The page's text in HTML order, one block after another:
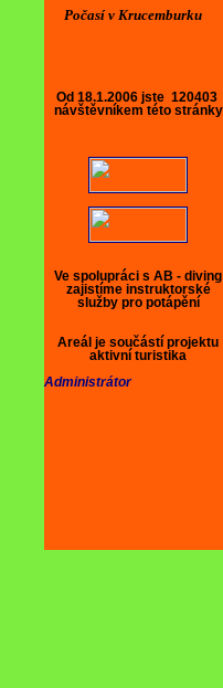
Od 18.1.2006 jste 120403
návštěvníkem této stránky
Ve spolupráci s AB - diving
zajistíme instruktorské
služby pro potápění
Areál je součástí projektu
aktivní turistika
Administrátor
Počasí v Krucemburku